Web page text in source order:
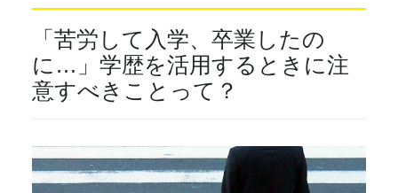
「苦労して入学、卒業したの
に…」学歴を活用するときに注
意すべきことって？